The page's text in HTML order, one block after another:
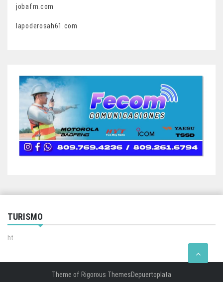
jobafm.com
lapoderosah61.com
TURISMO
ht
Theme of Rigorous ThemesDepuertoplata